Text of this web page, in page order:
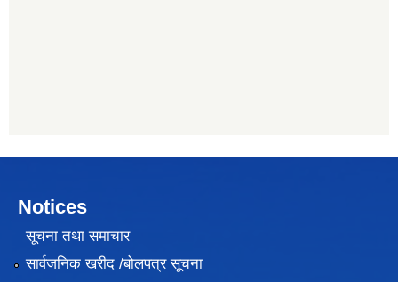
Notices
सूचना तथा समाचार
सार्वजनिक खरीद /बोलपत्र सूचना